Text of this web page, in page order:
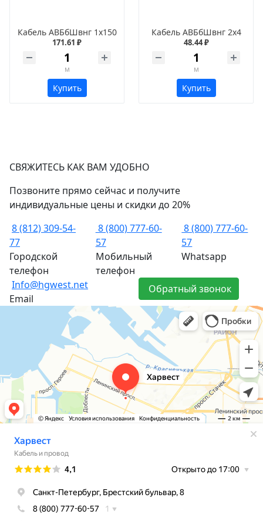
Кабель АВБбШвнг 1х150
171.61 ₽
м
Купить
Кабель АВБбШвнг 2х4
48.44 ₽
м
Купить
СВЯЖИТЕСЬ КАК ВАМ УДОБНО
Позвоните прямо сейчас и получите
индивидуальные цены и скидки до 20%
8 (812) 309-54-
77
Городской
телефон
8 (800) 777-60-
57
Мобильный
телефон
8 (800) 777-60-
57
Whatsapp
Info@hgwest.net
Email
Обратный звонок